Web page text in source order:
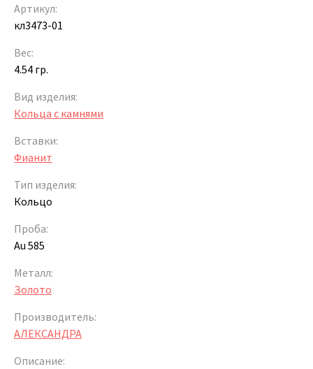
Артикул:
кл3473-01
Вес:
4.54 гр.
Вид изделия:
Кольца с камнями
Вставки:
Фианит
Тип изделия:
Кольцо
Проба:
Au 585
Металл:
Золото
Производитель:
АЛЕКСАНДРА
Описание: